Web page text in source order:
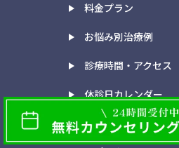
料金プラン
お悩み別治療例
診療時間・アクセス
休診日カレンダー
よくあるご質問